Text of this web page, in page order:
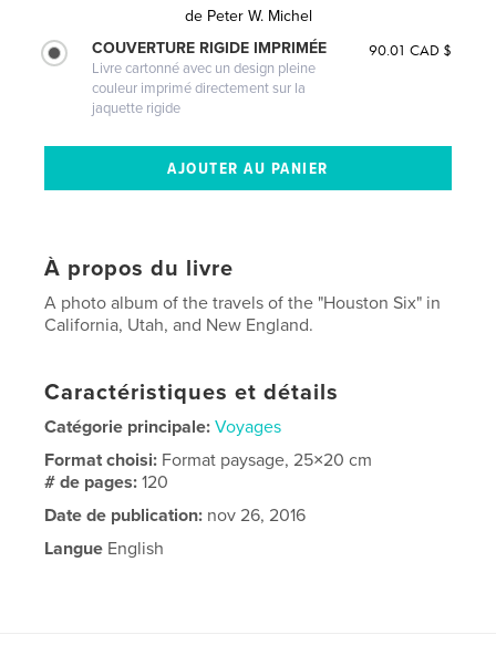
de Peter W. Michel
COUVERTURE RIGIDE IMPRIMÉE
Livre cartonné avec un design pleine
couleur imprimé directement sur la
jaquette rigide
90.01 CAD $
À propos du livre
A photo album of the travels of the "Houston Six" in
California, Utah, and New England.
Caractéristiques et détails
Catégorie principale: Voyages
Format choisi: Format paysage, 25×20 cm
# de pages:120
Date de publication: nov 26, 2016
Langue English